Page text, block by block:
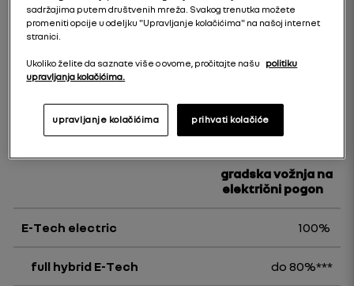
gradska vožnja na
električni pogon
100%
do 80%***
sadržajima putem društvenih mreža. Svakog trenutka možete
promeniti opcije u odeljku "Upravljanje kolačićima" na našoj internet
stranici.
Ukoliko želite da saznate više o ovome, pročitajte našu
politiku
upravljanja kolačićima.
prihvati kolačiće
upravljanje kolačićima